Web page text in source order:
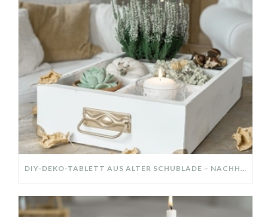
DIY-DEKO-TABLETT AUS ALTER SCHUBLADE – NACHHALTIGE HERBSTDEKO SELBER MACHEN!